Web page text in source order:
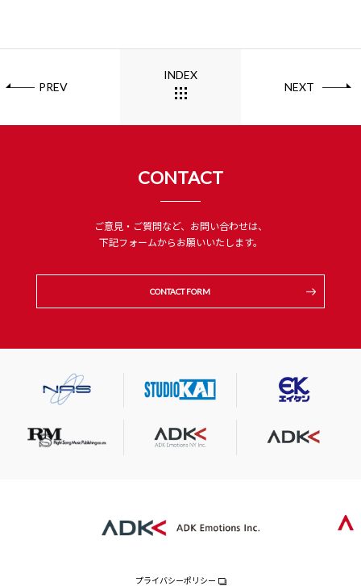
PREV
INDEX
NEXT
CONTACT
ご意見・ご質問など、お問い合わせは、
下記フォームからお願いいたします。
CONTACT FORM
プライバシーポリシー